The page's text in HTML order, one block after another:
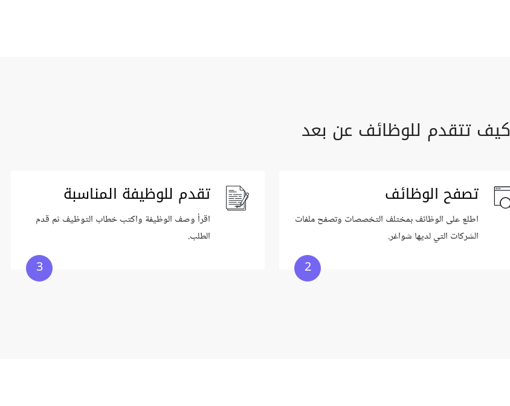
كيف تتقدم للوظائف عن بعد
تصفح الوظائف
اطلع على الوظائف بمختلف التخصصات وتصفح ملفات
الشركات التي لديها شواغر.
2
تقدم للوظيفة المناسبة
اقرأ وصف الوظيفة واكتب خطاب التوظيف ثم قدم
الطلب.
3